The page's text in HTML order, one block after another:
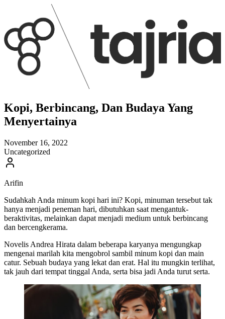
Kopi, Berbincang, Dan Budaya Yang
Menyertainya
November 16, 2022
Uncategorized
Arifin
Sudahkah Anda minum kopi hari ini? Kopi, minuman tersebut tak
hanya menjadi peneman hari, dibutuhkan saat mengantuk-
beraktivitas, melainkan dapat menjadi medium untuk berbincang
dan bercengkerama.
Novelis Andrea Hirata dalam beberapa karyanya mengungkap
mengenai marilah kita mengobrol sambil minum kopi dan main
catur. Sebuah budaya yang lekat dan erat. Hal itu mungkin terlihat,
tak jauh dari tempat tinggal Anda, serta bisa jadi Anda turut serta.